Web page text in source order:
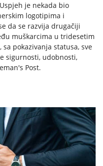
je nekada bio
logotipima i
da se razvija drugačiji
muškarcima u tridesetim
pokazivanja statusa, sve
sigurnosti, udobnosti,
Post.